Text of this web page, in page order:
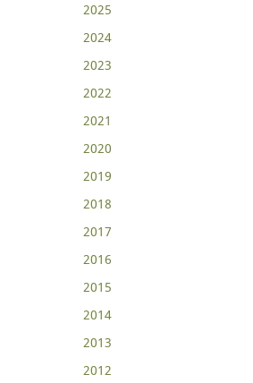
2025
2024
2023
2022
2021
2020
2019
2018
2017
2016
2015
2014
2013
2012